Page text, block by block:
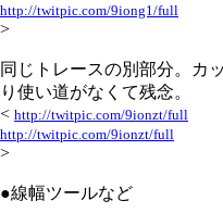
http://twitpic.com/9iong1/full
>
同じトレースの別部分。カ
り使い道がなくて残念。
< http://twitpic.com/9ionzt/full
http://twitpic.com/9ionzt/full
>
●線幅ツールなど